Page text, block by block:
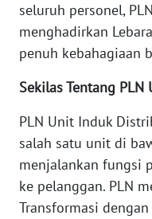
seluruh personel,
menghadirkan
penuh kebahagiaan
Sekilas Tentang PLN
PLN Unit Induk
salah satu unit di
menjalankan fungsi
ke pelanggan. PLN
Transformasi dengan
SULSEL
WN
GORONTALO
WN
SULUT
WN
MALUKU